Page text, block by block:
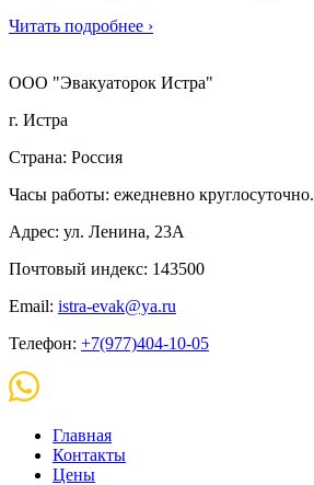
Читать подробнее ›
ООО "Эвакуаторок Истра"
г. Истра
Страна: Россия
Часы работы: ежедневно круглосуточно.
Адрес: ул. Ленина, 23А
Почтовый индекс: 143500
Email: istra-evak@ya.ru
Телефон: +7(977)404-10-05
Главная
Контакты
Цены